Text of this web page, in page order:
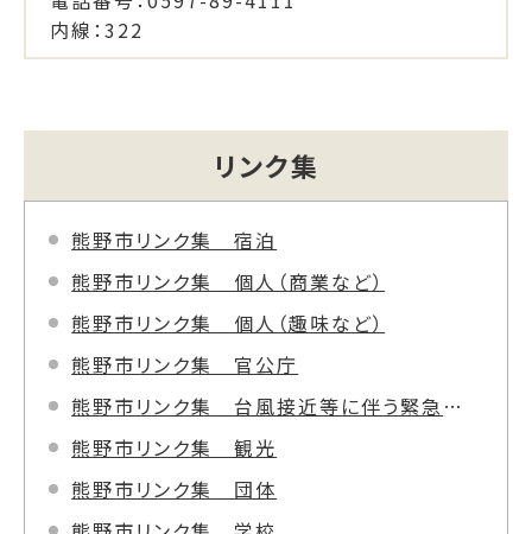
内線：322
リンク集
熊野市リンク集 宿泊
熊野市リンク集 個人（商業など）
熊野市リンク集 個人（趣味など）
熊野市リンク集 官公庁
熊野市リンク集 台風接近等に伴う緊急情報
熊野市リンク集 観光
熊野市リンク集 団体